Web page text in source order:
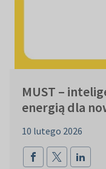
MUST –
energią dla
10 lutego 2026